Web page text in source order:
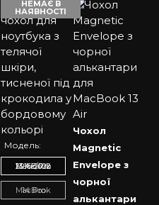
Модель:
MacBook 13 Air/Pro 2016-2022
MacBook 14 Pro
НЕМАЄ В
НАЯВНОСТІ
Чохол
Magnetic
Envelope з
чорної
алькантари